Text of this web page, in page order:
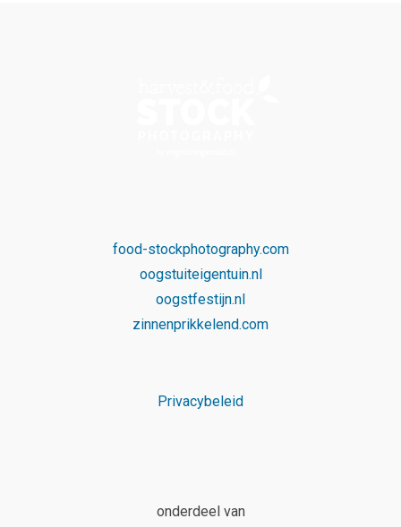
food-stockphotography.com
oogstuiteigentuin.nl
oogstfestijn.nl
zinnenprikkelend.com
Privacybeleid
onderdeel van